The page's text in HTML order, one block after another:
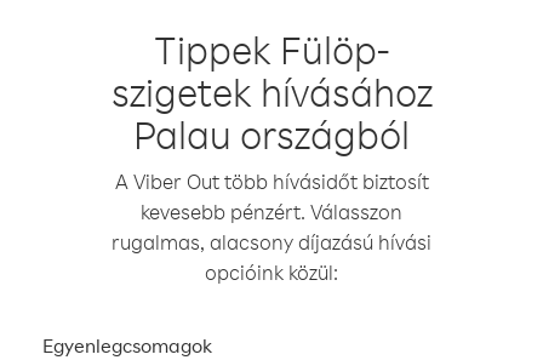
Tippek Fülöp-
szigetek hívásához
Palau országból
A Viber Out több hívásidőt biztosít
kevesebb pénzért. Válasszon
rugalmas, alacsony díjazású hívási
opcióink közül:
Egyenlegcsomagok